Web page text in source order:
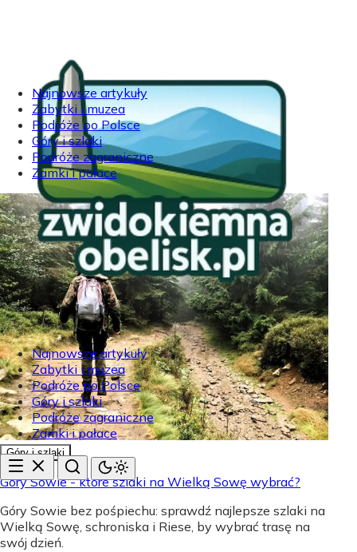
Najnowsze artykuły
Zabytki i muzea
Podróże po Polsce
Góry i szlaki
Podróże zagraniczne
Zamki i pałace
Najnowsze artykuły
Zabytki i muzea
Podróże po Polsce
Góry i szlaki
Podróże zagraniczne
Zamki i pałace
Góry i szlaki
Góry Sowie - które szlaki na Wielką Sowę wybrać?
Góry Sowie bez pośpiechu: sprawdź najlepsze szlaki na
Wielką Sowę, schroniska i Riese, by wybrać trasę na
swój dzień.